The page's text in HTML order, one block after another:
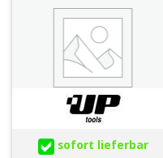
sofort lieferbar